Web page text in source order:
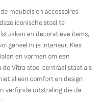
meubels en accessoires
iconische stoel te
en decoratieve items,
geheel in je interieur. Kies
en vormen om een
Vitra stoel centraal staat als
alleen comfort en design
verfijnde uitstraling die de